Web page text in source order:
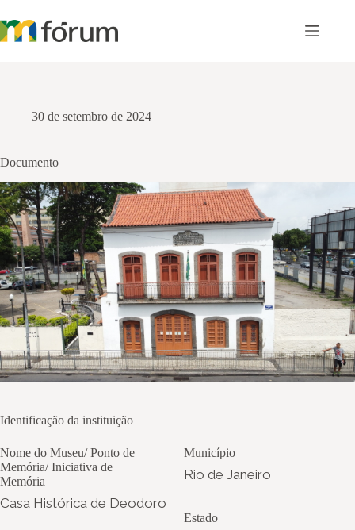
para
o
30 de setembro de 2024
Documento
Identificação da instituição
Nome do Museu/ Ponto de
Memória/ Iniciativa de
Memória
Casa Histórica de Deodoro
Município
Rio de Janeiro
Estado